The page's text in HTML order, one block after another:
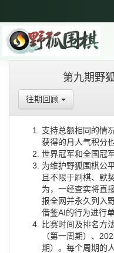
第九期野
往期回顾
支持总额相同的情
获得的月人气积分
世界冠军和全国冠
为维护野狐围棋公
且不限于刷棋、默
为，一经查实将直
报全网并永久列入
借鉴AI的行为进行
比赛时间及排名方
（第一周期）、
期）。每个周期的